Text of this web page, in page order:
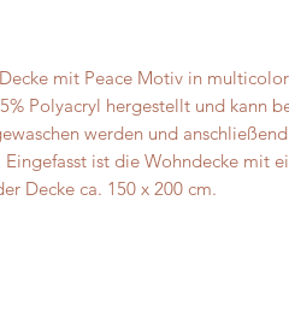
mit Peace Motiv in
Polyacryl hergestellt und kann
werden und
ist die Wohndecke mit
Decke ca. 150 x 200 cm.